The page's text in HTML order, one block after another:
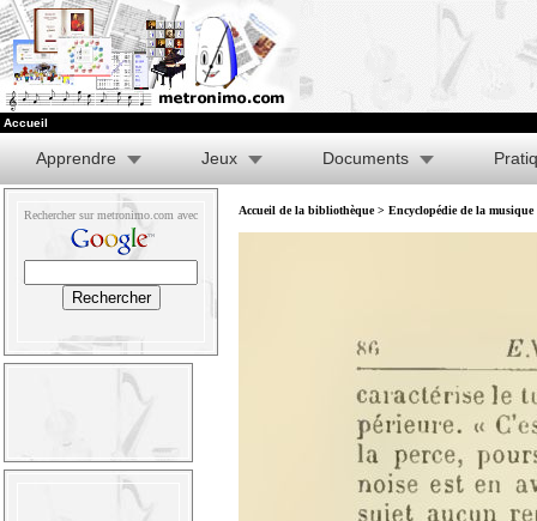
Accueil
Apprendre Jeux Documents
Rechercher sur metronimo.com avec Accueil de la bibliothèque> Encyclopédie de la